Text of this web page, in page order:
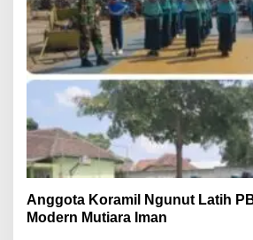
Anggota Koramil Ngunut Latih
Modern Mutiara Iman